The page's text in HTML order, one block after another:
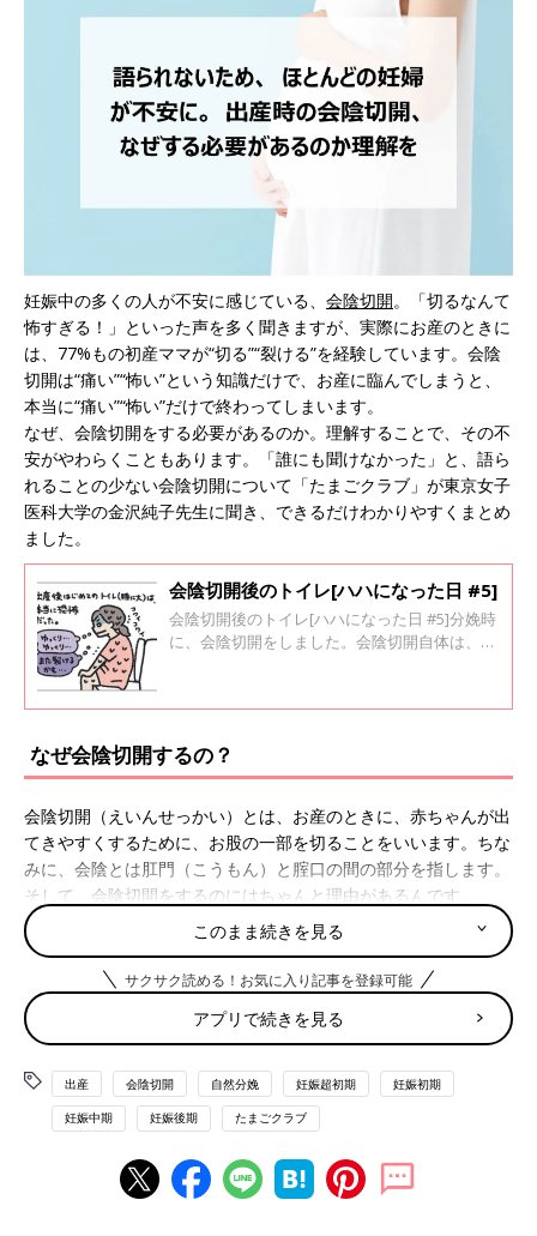
妊娠中の多くの人が不安に感じている、 会陰切開。「切るなんて
怖すぎる！」といった声を多く聞きますが、実際にお産のときに
は、77%もの初産ママが“切る”“裂ける”を経験しています。会陰
切開は“痛い”“怖い”という知識だけで、お産に臨んでしまうと、
本当に“痛い”“怖い”だけで終わってしまいます。
なぜ、会陰切開をする必要があるのか。理解することで、その不
安がやわらくこともあります。「誰にも聞けなかった」と、語ら
れることの少ない会陰切開について「たまごクラブ」が東京女子
医科大学の金沢純子先生に聞き、できるだけわかりやすくまとめ
ました。
会陰切開後のトイレ[ハハになった日 #5]
会陰切開後のトイレ[ハハになった日 #5]分娩時
に、会陰切開をしました。会陰切開自体は、い
夫だったのですが・・・そのあとはしばらく痛
然、座るときには痛いので、円座は欠かせませ
んでした。
なぜ会陰切開するの？
会陰切開（えいんせっかい）とは、お産のときに、赤ちゃんが出
てきやすくするために、お股の一部を切ることをいいます。ちな
みに、会陰とは肛門（こうもん）と腟口の間の部分を指します。
そして、会陰切開をするのにはちゃんと理由があるんです。
・赤ちゃんが、ママの骨盤より大きい場合
・ママの会陰が伸びにくく、裂けてしまいそうなとき
・お産がなかなか進まず、赤ちゃんが苦しくなってしまったとき
「できれば切りたくない！」という人がほとんどだとは思います
が、上記のようなときは、会陰切開を行って、スムーズなお産を
サポートします。
このまま続きを見る
サクサク読める！お気に入り記事を登録可能
アプリで続きを見る
出産 会陰切開 自然分娩 妊娠超初期 妊娠初期
妊娠中期 妊娠後期 たまごクラブ